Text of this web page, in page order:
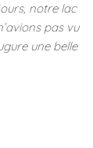
notre lac
pas vu
une belle